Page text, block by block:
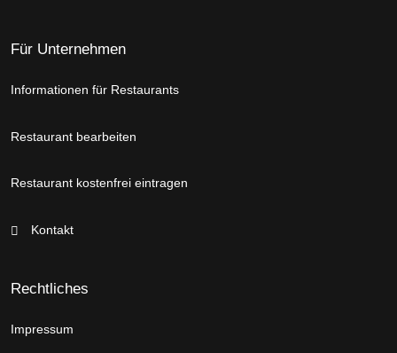
Für Unternehmen
Informationen für Restaurants
Restaurant bearbeiten
Restaurant kostenfrei eintragen
Kontakt
Rechtliches
Impressum